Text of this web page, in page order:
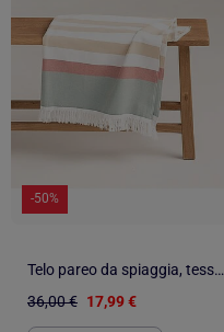
-50%
Telo pareo da spiaggia, tessuto in rilievo, fouta - Gamusi.
36,00 € 17,99 €